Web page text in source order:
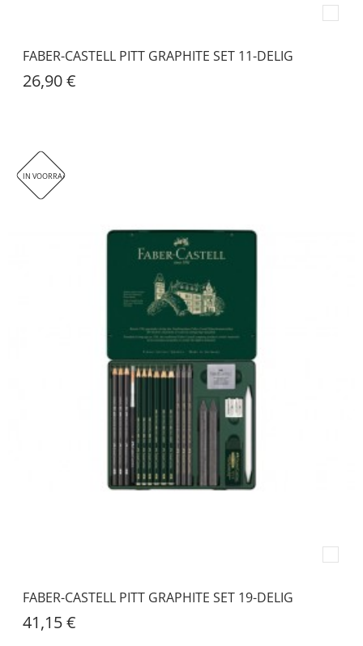
FABER-CASTELL PITT GRAPHITE SET 11-DELIG
26,90 €
IN VOORRAAD
FABER-CASTELL PITT GRAPHITE SET 19-DELIG
41,15 €